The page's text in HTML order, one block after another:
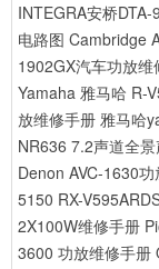
INTEGRA安桥
电路图 Cambridge
1902GX汽车功放维
Yamaha 雅马哈 R-
放维修手册 雅马哈
NR636 7.2声道全
Denon AVC-1630
5150 RX-
2X100W维修手册
3600 功放维修手册